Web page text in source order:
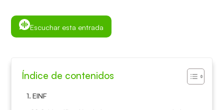
Escuchar esta entrada
Índice de contenidos
EINF